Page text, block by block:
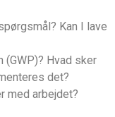
Kan I lave
(GWP)? Hvad sker
det?
med arbejdet?